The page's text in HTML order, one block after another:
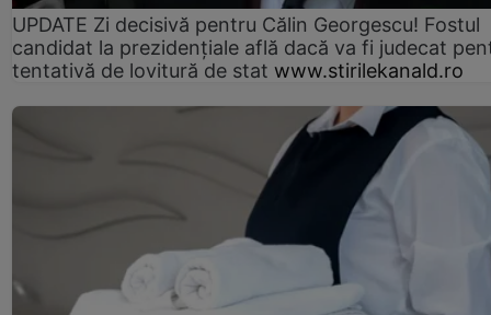
UPDATE Zi decisivă pentru Călin Georgescu! Fostul
candidat la prezidențiale află dacă va fi judecat
tentativă de lovitură de stat www.stirilekanald.ro